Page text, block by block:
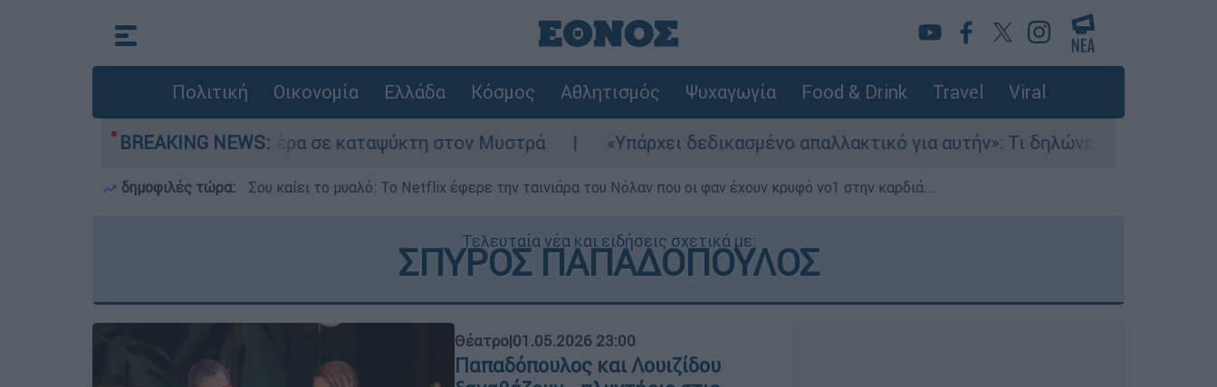
Πολιτική Οικονομία Ελλάδα Κόσμος Αθλητισμός Ψυχαγωγία Food & Drink Travel Viral
BREAKING NEWS:
νεκρό του πατέρα σε καταψύκτη στον Μυστρά «Υπάρχει δεδικασμένο απαλλακτικό για αυτήν»: Τι δηλώνει στο ethnos.gr ο Κώστας
δημοφιλές τώρα: Σου καίει το μυαλό: Το Netflix έφερε την ταινιάρα του Νόλαν που οι φαν έχουν κρυφό νο1 στην καρδιά...
Τελευταία νέα και ειδήσεις σχετικά με:
ΣΠΥΡΟΣ ΠΑΠΑΔΟΠΟΥΛΟΣ
Θέατρο|01.05.2026 23:00
Παπαδόπουλος και Λουιζίδου